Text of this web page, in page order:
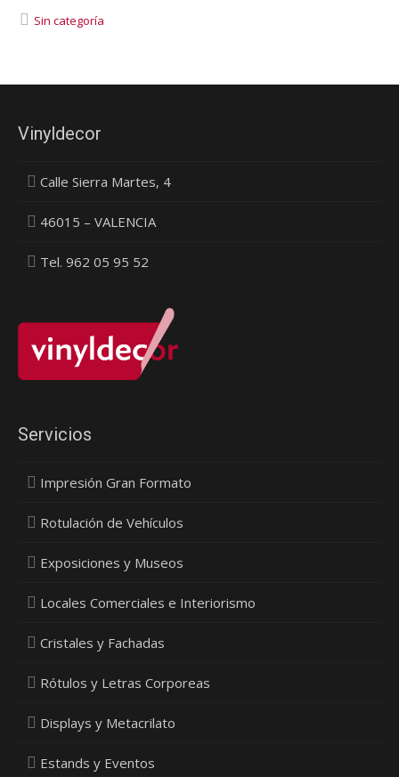
Sin categoría
Vinyldecor
Calle Sierra Martes, 4
46015 – VALENCIA
Tel. 962 05 95 52
Servicios
Impresión Gran Formato
Rotulación de Vehículos
Exposiciones y Museos
Locales Comerciales e Interiorismo
Cristales y Fachadas
Rótulos y Letras Corporeas
Displays y Metacrilato
Estands y Eventos